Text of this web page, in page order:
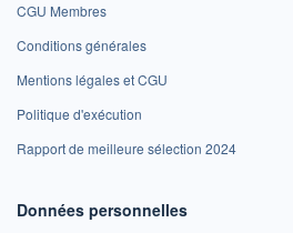
CGU Membres
Conditions générales
Mentions légales et CGU
Politique d'exécution
Rapport de meilleure sélection 2024
Données personnelles